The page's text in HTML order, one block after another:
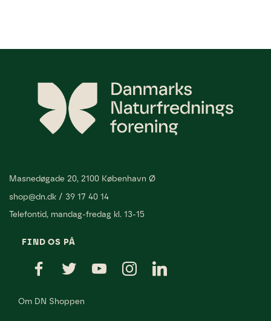
Masnedøgade 20, 2100 København Ø
shop@dn.dk / 39 17 40 14
Telefontid, mandag-fredag kl. 13-15
FIND OS PÅ
Om DN Shoppen